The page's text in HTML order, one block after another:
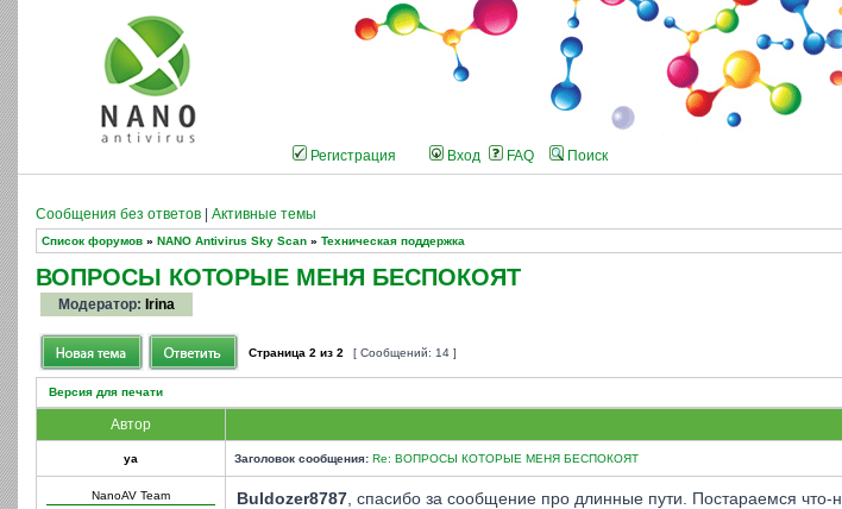
Регистрация Вход FAQ Поиск
Сообщения без ответов Активные темы
Список форумов » NANO Antivirus Sky Scan » Техническая поддержка
ВОПРОСЫ КОТОРЫЕ МЕНЯ БЕСПОКОЯТ
Модератор: Irina
Страница 2 из 2 [ Сообщений: 14 ]
Версия для печати
Автор
ya Заголовок сообщения: Re: ВОПРОСЫ КОТОРЫЕ МЕНЯ БЕСПОКОЯТ
NanoAV Team Buldozer8787, спасибо за сообщение про длинные пути. Постараемся что-